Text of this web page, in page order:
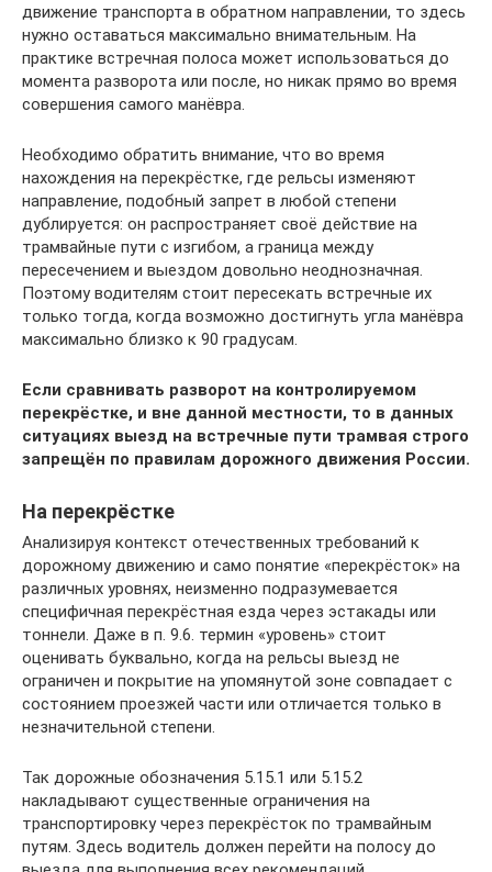
движение транспорта в обратном направлении, то здесь
нужно оставаться максимально внимательным. На
практике встречная полоса может использоваться до
момента разворота или после, но никак прямо во время
совершения самого манёвра.
Необходимо обратить внимание, что во время
нахождения на перекрёстке, где рельсы изменяют
направление, подобный запрет в любой степени
дублируется: он распространяет своё действие на
трамвайные пути с изгибом, а граница между
пересечением и выездом довольно неоднозначная.
Поэтому водителям стоит пересекать встречные их
только тогда, когда возможно достигнуть угла манёвра
максимально близко к 90 градусам.
Если сравнивать разворот на контролируемом
перекрёстке, и вне данной местности, то в данных
ситуациях выезд на встречные пути трамвая строго
запрещён по правилам дорожного движения России.
На перекрёстке
Анализируя контекст отечественных требований к
дорожному движению и само понятие «перекрёсток» на
различных уровнях, неизменно подразумевается
специфичная перекрёстная езда через эстакады или
тоннели. Даже в п. 9.6. термин «уровень» стоит
оценивать буквально, когда на рельсы выезд не
ограничен и покрытие на упомянутой зоне совпадает с
состоянием проезжей части или отличается только в
незначительной степени.
Так дорожные обозначения 5.15.1 или 5.15.2
накладывают существенные ограничения на
транспортировку через перекрёсток по трамвайным
путям. Здесь водитель должен перейти на полосу до